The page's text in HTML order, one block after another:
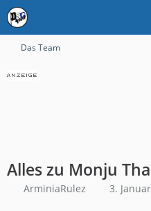
Das Team
Alles zu Monju
ArminiaRulez 3.